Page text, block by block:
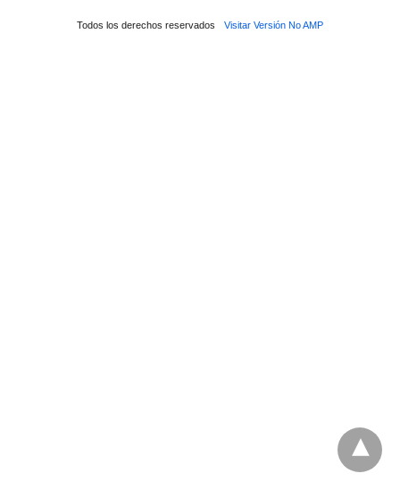
Todos los derechos reservados Visitar Versión No AMP